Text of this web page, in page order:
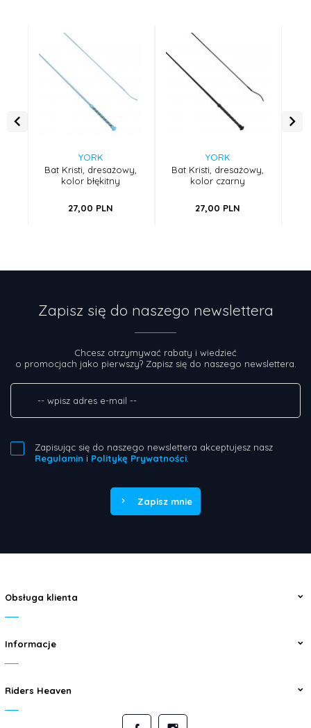
YORK
Bat Kristi, dresażowy,
kolor błękitny
27,00 PLN
YORK
Bat Kristi, dresażowy,
kolor czarny
27,00 PLN
Zapisz się do naszego newslettera
Chcesz otrzymywać rabaty i wiedzieć
o promocjach jako pierwszy? Zapisz się do naszego newslettera.
Zapisując się do naszego newslettera akceptujesz nasz
Regulamin i Politykę Prywatności
Zapisz mnie
Obsługa klienta
Informacje
Riders Heaven